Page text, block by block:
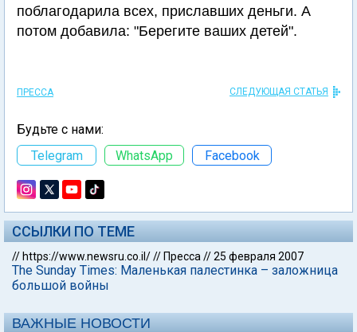
поблагодарила всех, приславших деньги. А
потом добавила: "Берегите ваших детей".
ПРЕССА СЛЕДУЮЩАЯ СТАТЬЯ
Будьте с нами:
Telegram
WhatsApp Facebook
ССЫЛКИ ПО ТЕМЕ
// https://www.newsru.co.il/// Пресса //25 февраля 2007
The Sunday Times: Маленькая палестинка – заложница
большой войны
ВАЖНЫЕ НОВОСТИ